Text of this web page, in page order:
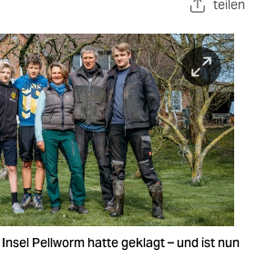
teilen
Pellworm hatte geklagt – und ist nun